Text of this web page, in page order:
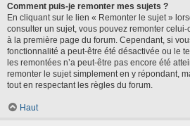
Comment puis-je remonter mes sujets ?
En cliquant sur le lien « Remonter le sujet »
consulter un sujet, vous pouvez remonter celui-
à la première page du forum. Cependant, si
fonctionnalité a peut-être été désactivée ou le
les remontées n’a peut-être pas encore été
remonter le sujet simplement en y répondant,
tout en respectant les règles du forum.
Haut